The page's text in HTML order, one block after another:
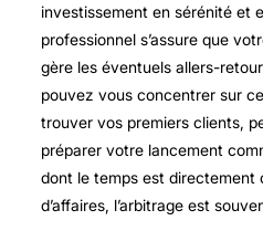
investissement en sérénité et
professionnel s’assure que
gère les éventuels allers-
pouvez vous concentrer sur
trouver vos premiers clients,
préparer votre lancement
dont le temps est directement
d’affaires, l’arbitrage est